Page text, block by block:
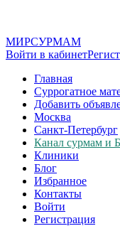
МИРСУРМАМ
Войти в кабинет
Главная
Суррогатное
Добавить
Москва
Санкт-Петербург
Канал сурмам и
Клиники
Блог
Избранное
Контакты
Войти
Регистрация